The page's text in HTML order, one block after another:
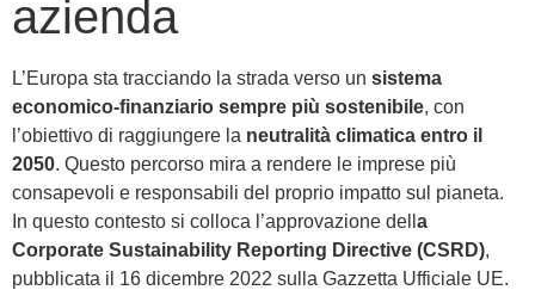
azienda
L’Europa sta tracciando la strada verso un sistema
economico-finanziario sempre più sostenibile, con
l’obiettivo di raggiungere la neutralità climatica entro il
2050. Questo percorso mira a rendere le imprese più
consapevoli e responsabili del proprio impatto sul pianeta.
In questo contesto si colloca l’approvazione dell a
Corporate Sustainability Reporting Directive (CSRD),
pubblicata il 16 dicembre 2022 sulla Gazzetta Ufficiale UE.